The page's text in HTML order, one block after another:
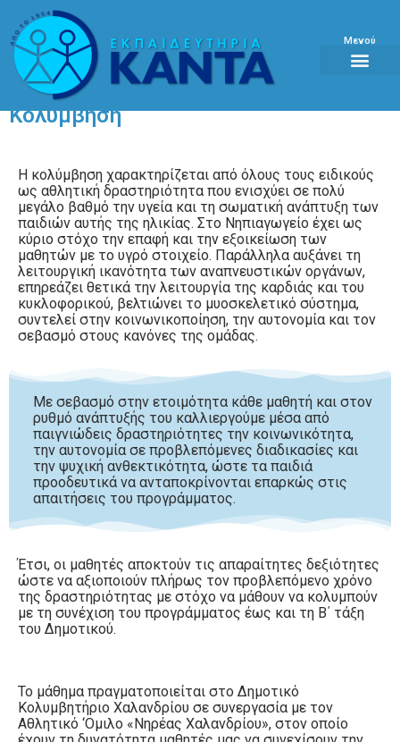
Μενού
Κολύμβηση
Η κολύμβηση χαρακτηρίζεται από όλους τους ειδικούς
ως αθλητική δραστηριότητα που ενισχύει σε πολύ
μεγάλο βαθμό την υγεία και τη σωματική ανάπτυξη των
παιδιών αυτής της ηλικίας. Στο Νηπιαγωγείο έχει ως
κύριο στόχο την επαφή και την εξοικείωση των
μαθητών με το υγρό στοιχείο. Παράλληλα αυξάνει τη
λειτουργική ικανότητα των αναπνευστικών οργάνων,
επηρεάζει θετικά την λειτουργία της καρδιάς και του
κυκλοφορικού, βελτιώνει το μυοσκελετικό σύστημα,
συντελεί στην κοινωνικοποίηση, την αυτονομία και τον
σεβασμό στους κανόνες της ομάδας.
Με σεβασμό στην ετοιμότητα κάθε μαθητή και στον
ρυθμό ανάπτυξής του καλλιεργούμε μέσα από
παιγνιώδεις δραστηριότητες την κοινωνικότητα,
την αυτονομία σε προβλεπόμενες διαδικασίες και
την ψυχική ανθεκτικότητα, ώστε τα παιδιά
προοδευτικά να ανταποκρίνονται επαρκώς στις
απαιτήσεις του προγράμματος.
Έτσι, οι μαθητές αποκτούν τις απαραίτητες δεξιότητες
ώστε να αξιοποιούν πλήρως τον προβλεπόμενο χρόνο
της δραστηριότητας με στόχο να μάθουν να κολυμπούν
με τη συνέχιση του προγράμματος έως και τη Β΄ τάξη
του Δημοτικού.
Το μάθημα πραγματοποιείται στο Δημοτικό
Κολυμβητήριο Χαλανδρίου σε συνεργασία με τον
Αθλητικό ‘Ομιλο «Νηρέας Χαλανδρίου», στον οποίο